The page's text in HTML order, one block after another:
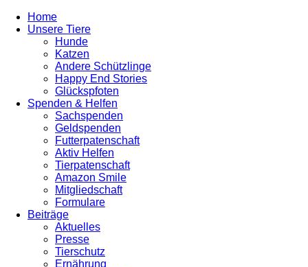
Home
Unsere Tiere
Hunde
Katzen
Andere Schützlinge
Happy End Stories
Glückspfoten
Spenden & Helfen
Sachspenden
Geldspenden
Futterpatenschaft
Aktiv Helfen
Tierpatenschaft
Amazon Smile
Mitgliedschaft
Formulare
Beiträge
Aktuelles
Presse
Tierschutz
Ernährung